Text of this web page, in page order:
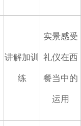
讲解加训
练
实景感受
礼仪在西
餐当中的
运用